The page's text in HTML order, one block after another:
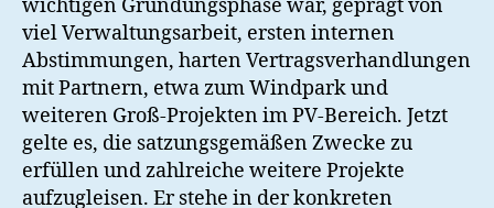
wichtigen Gründungsphase war, geprägt von
viel Verwaltungsarbeit, ersten internen
Abstimmungen, harten Vertragsverhandlungen
mit Partnern, etwa zum Windpark und
weiteren Groß-Projekten im PV-Bereich. Jetzt
gelte es, die satzungsgemäßen Zwecke zu
erfüllen und zahlreiche weitere Projekte
aufzugleisen. Er stehe in der konkreten